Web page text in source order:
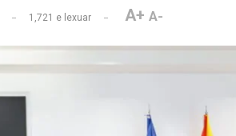
1,721 e lexuar A+ A-